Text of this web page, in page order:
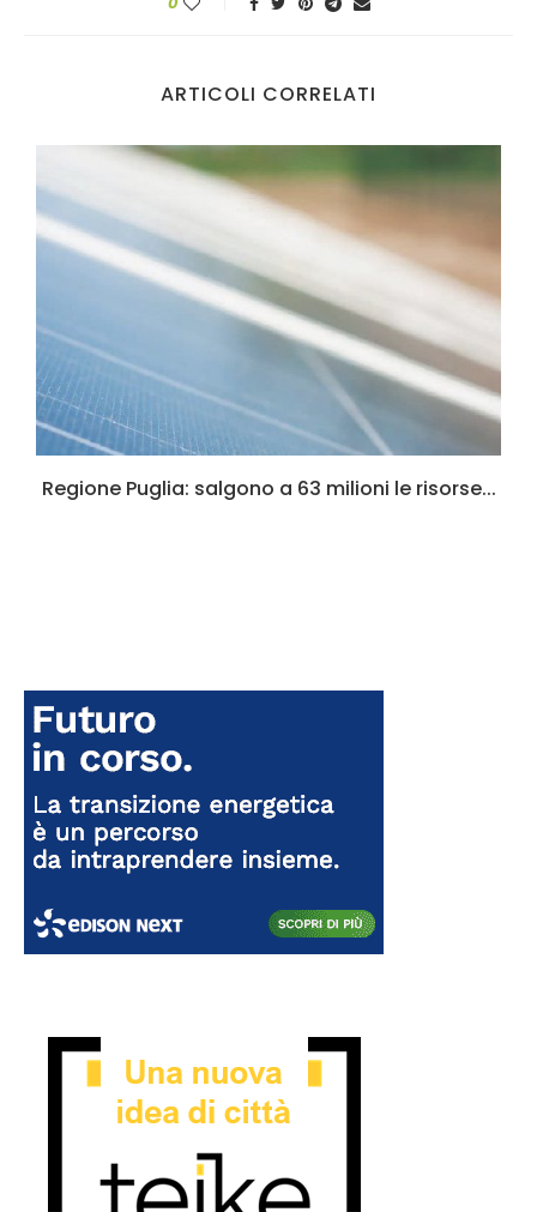
ARTICOLI CORRELATI
Regione Puglia: salgono a 63 milioni le risorse...